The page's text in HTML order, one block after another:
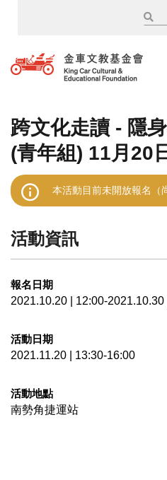
跨文化走讀 - 隱
(青年組) 11月20
本活動目前未開放報名（
活動資訊
報名日期
2021.10.20 | 12:00-2021.10.30
活動日期
2021.11.20 | 13:30-16:00
活動地點
南勢角捷運站